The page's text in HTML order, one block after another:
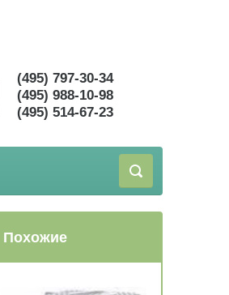
(495) 797-30-34
(495) 988-10-98
(495) 514-67-23
Похожие